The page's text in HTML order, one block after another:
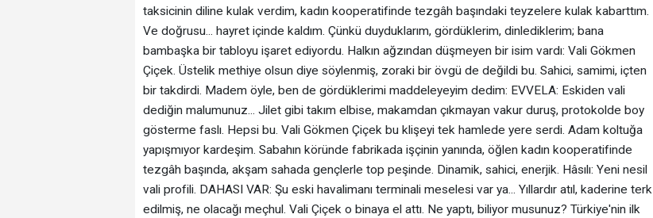
taksicinin diline kulak verdim, kadın kooperatifinde tezgâh başındaki teyzelere kulak kabarttım.
‎Ve doğrusu... hayret içinde kaldım. ‎Çünkü duyduklarım, gördüklerim, dinlediklerim; bana
bambaşka bir tabloyu işaret ediyordu. Halkın ağzından düşmeyen bir isim vardı: Vali Gökmen
Çiçek. Üstelik methiye olsun diye söylenmiş, zoraki bir övgü de değildi bu. Sahici, samimi, içten
bir takdirdi. Madem öyle, ben de gördüklerimi maddeleyeyim dedim: ‎EVVELA: Eskiden vali
dediğin malumunuz... Jilet gibi takım elbise, makamdan çıkmayan vakur duruş, protokolde boy
gösterme faslı. Hepsi bu. Vali Gökmen Çiçek bu klişeyi tek hamlede yere serdi. Adam koltuğa
yapışmıyor kardeşim. Sabahın köründe fabrikada işçinin yanında, öğlen kadın kooperatifinde
tezgâh başında, akşam sahada gençlerle top peşinde. Dinamik, sahici, enerjik. Hâsılı: Yeni nesil
vali profili. ‎DAHASI VAR: Şu eski havalimanı terminali meselesi var ya... Yıllardır atıl, kaderine terk
edilmiş, ne olacağı meçhul. Vali Çiçek o binaya el attı. Ne yaptı, biliyor musunuz? Türkiye'nin ilk